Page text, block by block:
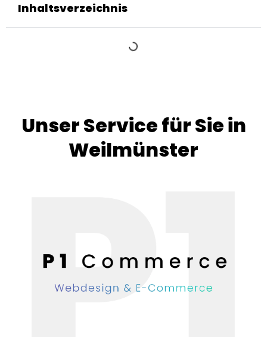
Inhaltsverzeichnis
Unser Service für Sie in
Weilmünster